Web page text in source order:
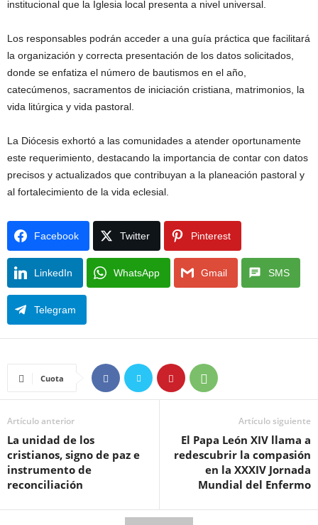
institucional que la Iglesia local presenta a nivel universal.
Los responsables podrán acceder a una guía práctica que facilitará
la organización y correcta presentación de los datos solicitados,
donde se enfatiza el número de bautismos en el año,
catecúmenos, sacramentos de iniciación cristiana, matrimonios, la
vida litúrgica y vida pastoral.
La Diócesis exhortó a las comunidades a atender oportunamente
este requerimiento, destacando la importancia de contar con datos
precisos y actualizados que contribuyan a la planeación pastoral y
al fortalecimiento de la vida eclesial.
Facebook Twitter Pinterest
LinkedIn WhatsApp Gmail SMS
Telegram
Cuota
Artículo anterior
La unidad de los
cristianos, signo de paz e
instrumento de
reconciliación
Artículo siguiente
El Papa León XIV llama a
redescubrir la compasión
en la XXXIV Jornada
Mundial del Enfermo